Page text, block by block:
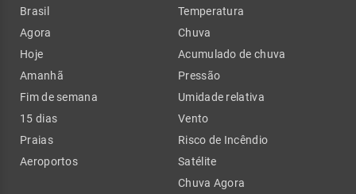
Brasil
Agora
Hoje
Amanhã
Fim de semana
15 dias
Praias
Aeroportos
Temperatura
Chuva
Acumulado de chuva
Pressão
Umidade relativa
Vento
Risco de Incêndio
Satélite
Chuva Agora